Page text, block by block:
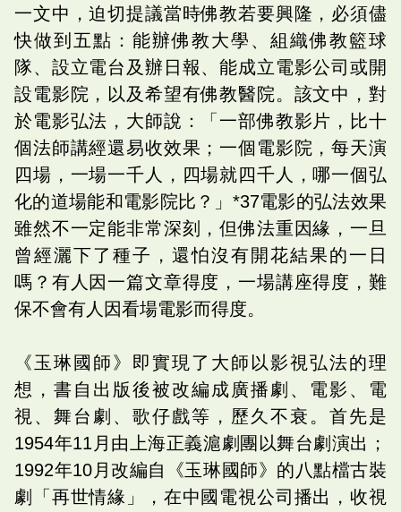
一文中，迫切提議當時佛教若要興隆，必須儘
快做到五點：能辦佛教大學、組織佛教籃球
隊、設立電台及辦日報、能成立電影公司或開
設電影院，以及希望有佛教醫院。該文中，對
於電影弘法，大師說：「一部佛教影片，比十
個法師講經還易收效果；一個電影院，每天演
四場，一場一千人，四場就四千人，哪一個弘
化的道場能和電影院比？」*37電影的弘法效果
雖然不一定能非常深刻，但佛法重因緣，一旦
曾經灑下了種子，還怕沒有開花結果的一日
嗎？有人因一篇文章得度，一場講座得度，難
保不會有人因看場電影而得度。
《玉琳國師》即實現了大師以影視弘法的理
想，書自出版後被改編成廣播劇、電影、電
視、舞台劇、歌仔戲等，歷久不衰。首先是
1954年11月由上海正義滬劇團以舞台劇演出；
1992年10月改編自《玉琳國師》的八點檔古裝
劇「再世情緣」，在中國電視公司播出，收視